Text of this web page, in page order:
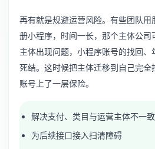
再有就是规避运营风险。有些团队
册小程序，时间一长，那个主体公
主体出现问题，小程序账号的找回
死结。这时候把主体迁移到自己完
账号上了一层保险。
解决支付、类目与运营主体不一
为后续接口接入扫清障碍